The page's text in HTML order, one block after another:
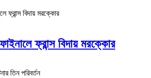
ফ্রান্স বিদায় মরক্কোর